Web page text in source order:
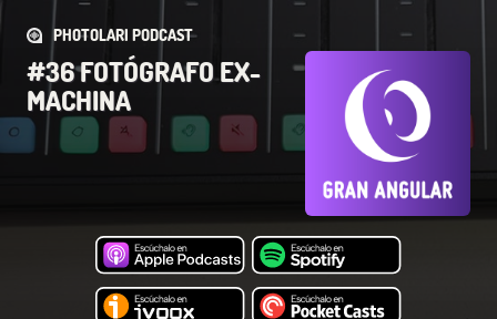
PHOTOLARI PODCAST
#36 FOTÓGRAFO EX-
MACHINA